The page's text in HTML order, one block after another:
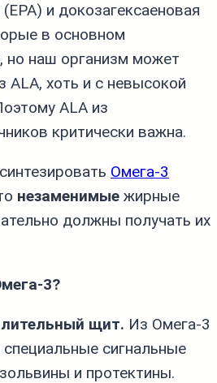
и докозагексаеновая
в основном
но наш организм может
ALA, хоть и с невысокой
ALA из
критически важна.
Омега‑3
незаменимые жирные
должны получать их
щит. Из Омега‑3
специальные сигнальные
и протектины.